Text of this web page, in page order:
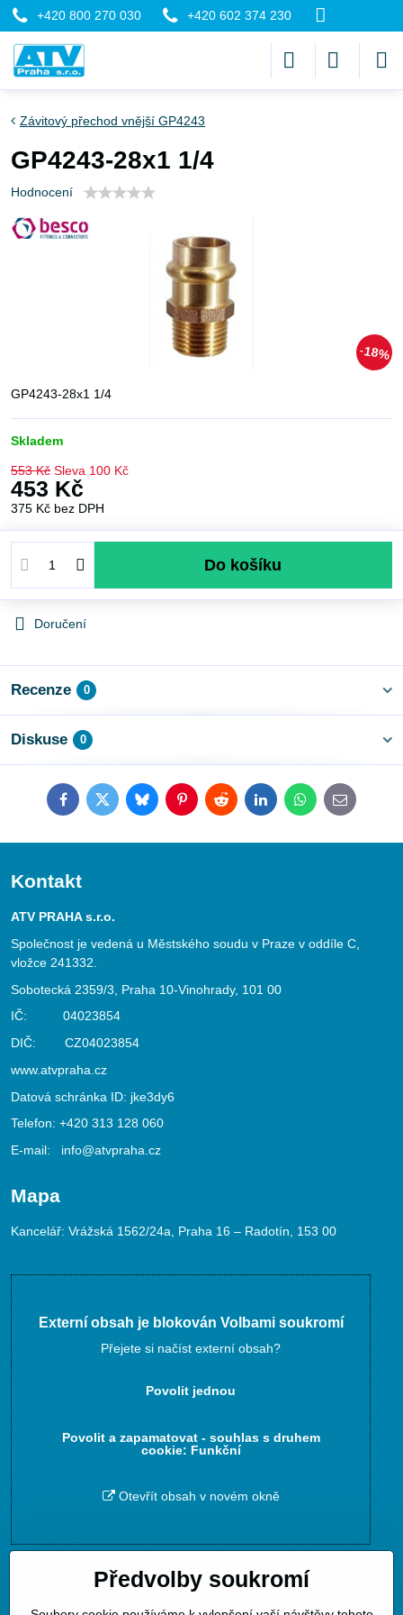
+420 800 270 030 +420 602 374 230
18%
Závitový přechod vnější GP4243
GP4243-28x1 1/4
Hodnocení
GP4243-28x1 1/4
Skladem
553 Kč Sleva 100 Kč
453 Kč
375 Kč bez DPH
Do košíku
Doručení
Recenze 0
Diskuse 0
FacebookTwitterBlueskyPinterestRedditLinkedInWhatsApp
E-
mail
Kontakt
ATV PRAHA s.r.o.
Společnost je vedená u Městského soudu v Praze v oddíle C,
vložce 241332.
Sobotecká 2359/3, Praha 10-Vinohrady, 101 00
IČ: 04023854
DIČ: CZ04023854
www.atvpraha.cz
Datová schránka ID: jke3dy6
Telefon: +420 313 128 060
E-mail: info@atvpraha.cz
Mapa
Kancelář: Vrážská 1562/24a, Praha 16 – Radotín, 153 00
Externí obsah je blokován Volbami soukromí
Přejete si načíst externí obsah?
Povolit jednou
Povolit a zapamatovat - souhlas s druhem
cookie: Funkční
Otevřít obsah v novém okně
Zavoláme Vám zpět
Předvolby soukromí